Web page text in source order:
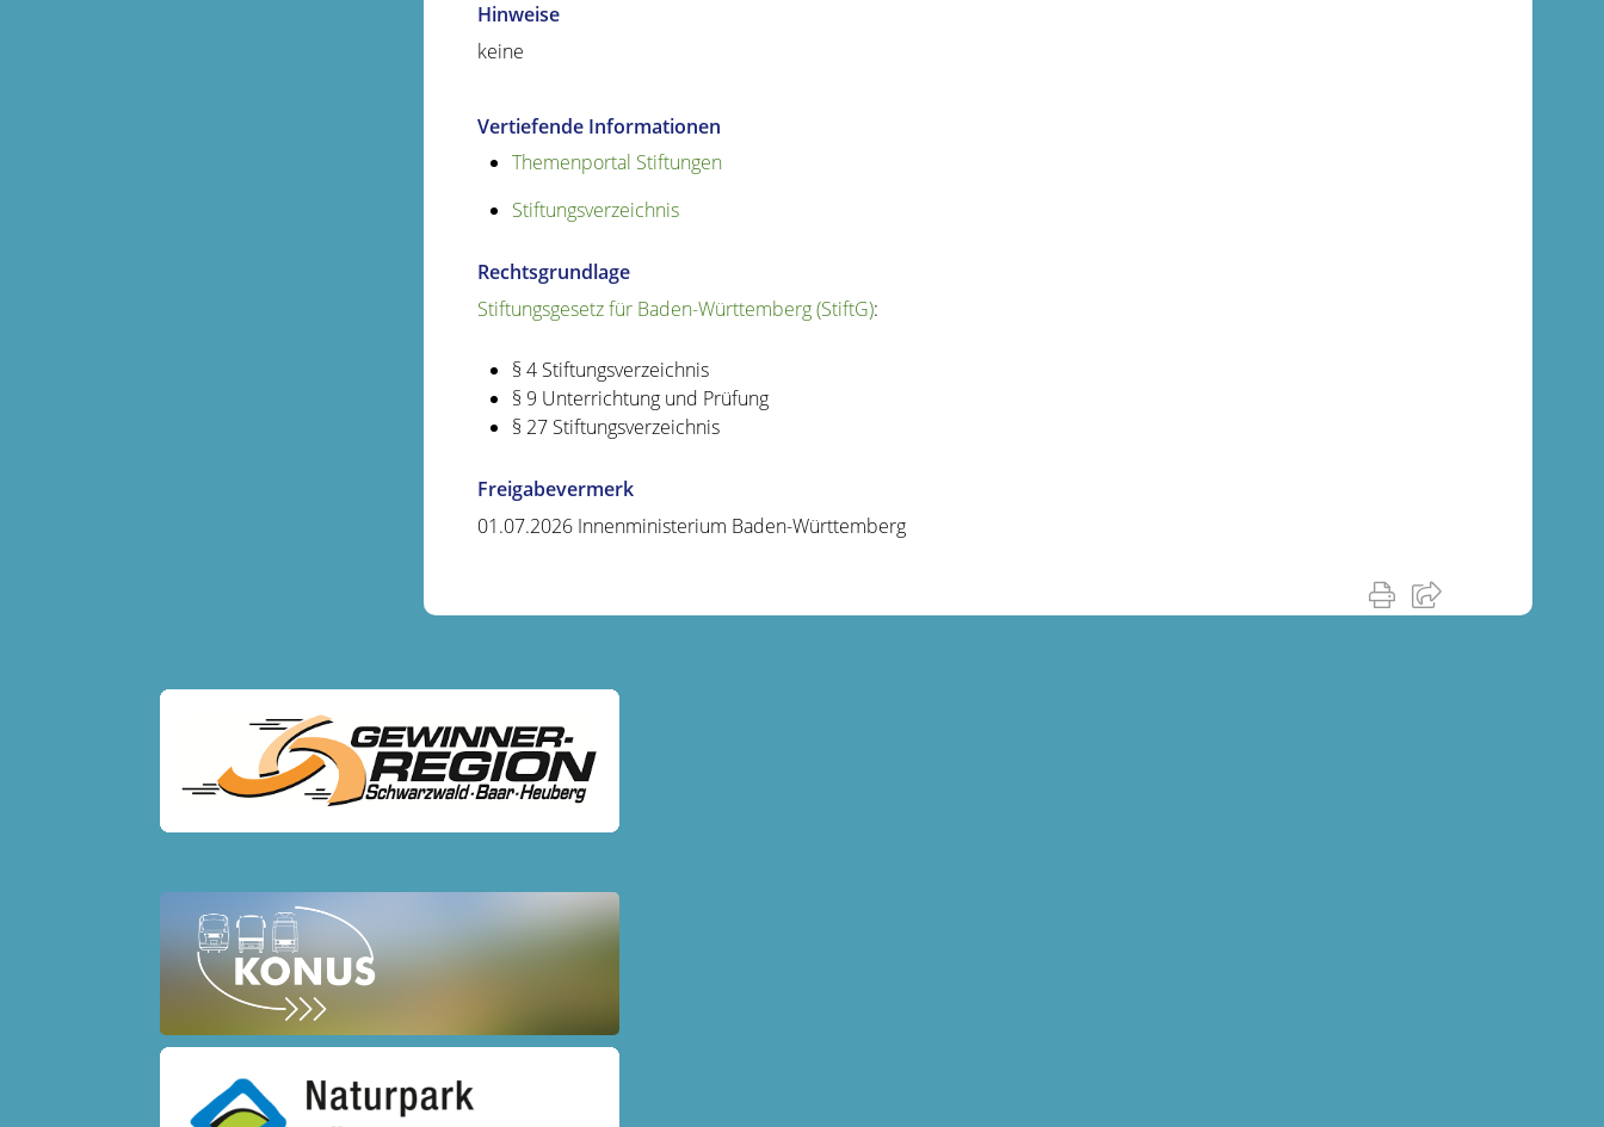
Hinweise
keine
Vertiefende Informationen
Themenportal Stiftungen
Stiftungsverzeichnis
Rechtsgrundlage
Stiftungsgesetz für Baden-Württemberg (StiftG):
§ 4 Stiftungsverzeichnis
§ 9 Unterrichtung und Prüfung
§ 27 Stiftungsverzeichnis
Freigabevermerk
01.07.2026 Innenministerium Baden-Württemberg